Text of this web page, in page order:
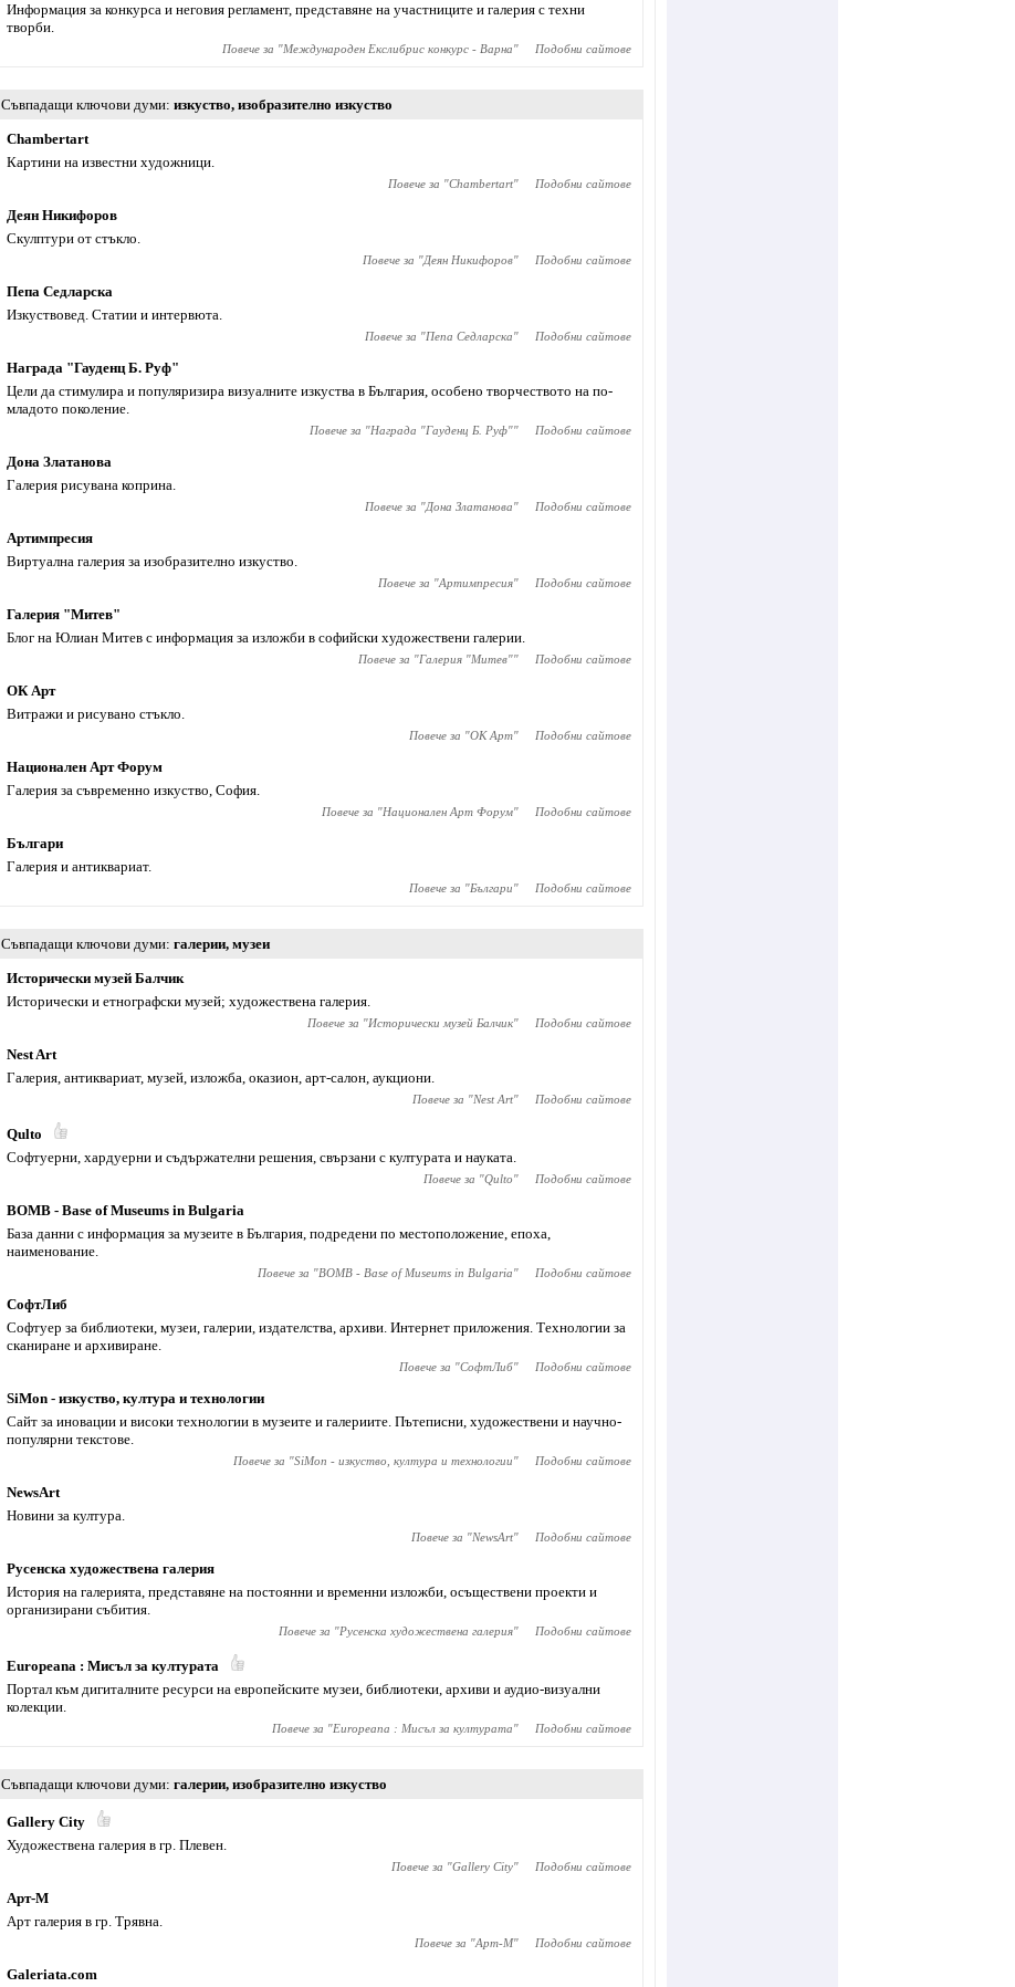
Информация за конкурса и неговия регламент, представяне на участниците и галерия с техни
творби.
Повече за "Международен Екслибрис конкурс - Варна" Подобни сайтове
Съвпадащи ключови думи изкуство, изобразително изкуство
Chambertart
Картини на известни художници.
Повече за "Chambertart" Подобни сайтове
Деян Никифоров
Скулптури от стъкло.
Повече за "Деян Никифоров" Подобни сайтове
Пепа Седларска
Изкуствовед. Статии и интервюта.
Повече за "Пепа Седларска" Подобни сайтове
Награда "Гауденц Б. Руф"
Цели да стимулира и популяризира визуалните изкуства в България, особено творчеството на по-
младото поколение.
Повече за "Награда "Гауденц Б. Руф"" Подобни сайтове
Дона Златанова
Галерия рисувана коприна.
Повече за "Дона Златанова" Подобни сайтове
Артимпресия
Виртуална галерия за изобразително изкуство.
Повече за "Артимпресия" Подобни сайтове
Галерия "Митев"
Блог на Юлиан Митев с информация за изложби в софийски художествени галерии.
Повече за "Галерия "Митев"" Подобни сайтове
ОК Арт
Витражи и рисувано стъкло.
Повече за "ОК Арт" Подобни сайтове
Национален Арт Форум
Галерия за съвременно изкуство, София.
Повече за "Национален Арт Форум" Подобни сайтове
Българи
Галерия и антиквариат.
Повече за "Българи" Подобни сайтове
Съвпадащи ключови думи галерии, музеи
Исторически музей Балчик
Исторически и етнографски музей; художествена галерия.
Повече за "Исторически музей Балчик" Подобни сайтове
Nest Art
Галерия, антиквариат, музей, изложба, оказион, арт-салон, аукциони.
Повече за "Nest Art" Подобни сайтове
Qulto
Софтуерни, хардуерни и съдържателни решения, свързани с културата и науката.
Повече за "Qulto" Подобни сайтове
BOMB - Base of Museums in Bulgaria
База данни с информация за музеите в България, подредени по местоположение, епоха,
наименование.
Повече за "BOMB - Base of Museums in Bulgaria" Подобни сайтове
СофтЛиб
Софтуер за библиотеки, музеи, галерии, издателства, архиви. Интернет приложения. Технологии за
сканиране и архивиране.
Повече за "СофтЛиб" Подобни сайтове
SiMon - изкуство, култура и технологии
Сайт за иновации и високи технологии в музеите и галериите. Пътеписни, художествени и научно-
популярни текстове.
Повече за "SiMon - изкуство, култура и технологии" Подобни сайтове
NewsArt
Новини за култура.
Повече за "NewsArt" Подобни сайтове
Русенска художествена галерия
История на галерията, представяне на постоянни и временни изложби, осъществени проекти и
организирани събития.
Повече за "Русенска художествена галерия" Подобни сайтове
Europeana : Мисъл за културата
Портал към дигиталните ресурси на европейските музеи, библиотеки, архиви и аудио-визуални
колекции.
Повече за "Europeana : Мисъл за културата" Подобни сайтове
Съвпадащи ключови думи галерии, изобразително изкуство
Gallery City
Художествена галерия в гр. Плевен.
Повече за "Gallery City" Подобни сайтове
Арт-М
Арт галерия в гр. Трявна.
Повече за "Арт-М" Подобни сайтове
Galeriata.com